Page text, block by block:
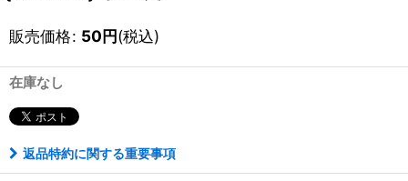
販売価格: 50円(税込)
在庫なし
返品特約に関する重要事項